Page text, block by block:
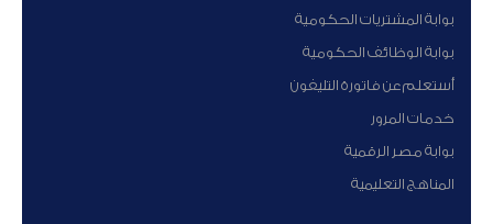
بوابة المشتريات الحكومية
بوابة الوظائف الحكومية
أستعلم عن فاتورة التليفون
خدمات المرور
بوابة مصر الرقمية
المناهج التعليمية